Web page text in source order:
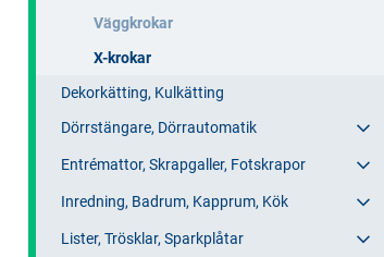
Väggkrokar
X-krokar
Dekorkätting, Kulkätting
Dörrstängare, Dörrautomatik
Entrémattor, Skrapgaller, Fotskrapor
Inredning, Badrum, Kapprum, Kök
Lister, Trösklar, Sparkplåtar